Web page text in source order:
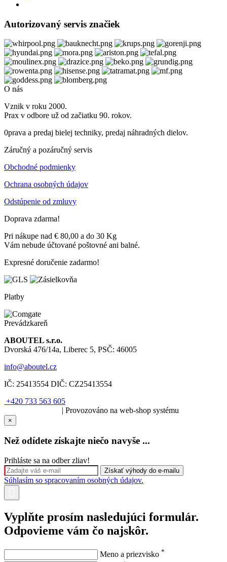
Autorizovaný servis značiek
O nás
Vznik v roku 2000.
Prax v odbore už od začiatku 90. rokov.
0prava a predaj bielej techniky, predaj náhradných dielov.
Záručný a pozáručný servis
Obchodné podmienky
Ochrana osobných údajov
Odstúpenie od zmluvy
Doprava zdarma!
Pri nákupe nad € 80,00 a do 30 Kg
Vám nebude účtované poštovné ani balné.
Expresné doručenie zadarmo!
Platby
Prevádzkareň
ABOUTEL s.r.o.
Dvorská 476/14a, Liberec 5, PSČ: 46005
info@aboutel.cz
IČ: 25413554 DIČ: CZ25413554
+420 733 563 605
| Provozováno na web-shop systému
×
Než odídete získajte niečo navyše ...
Prihláste sa na odber zliav!
Súhlasím so spracovaním osobných údajov.
Vyplňte prosím nasledujúci formulár.
Odpovieme vám čo najskôr.
Meno a priezvisko *